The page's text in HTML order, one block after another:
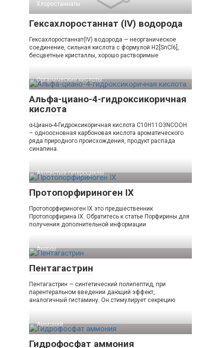
Хлоростаннаты‎
Гексахлоростаннат (IV) водорода
Гексахлоростаннат(IV) водорода — неорганическое
соединение, сильная кислота с формулой H2[SnCl6],
бесцветные кристаллы, хорошо растворимые
Органические кислоты‎
Альфа-циано-4-гидроксикоричная
кислота
α-Циано-4-Гидроксикоричная кислота C10H11O3NСООН
– одноосновная карбоновая кислота ароматического
ряда природного происхождения, продукт распада
синапина.
Азотистые гетероциклы‎
Протопорфириноген IX
Протопорфириноген IX это предшественник
Протопорфирина IX. Обратитесь к статье Порфирины для
получения дополнительной информации
Амины‎
Пентагастрин
Пентагастрин — синтетический полипептид, при
парентеральном введении дающий эффект,
аналогичный гистамину. Он стимулирует секрецию
Аммоний‎
Гидрофосфат аммония